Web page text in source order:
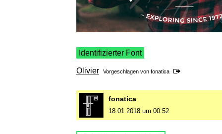
Identifizierter Font
Olivier Vorgeschlagen von fonatica
fonatica
18.01.2018 um 00:52